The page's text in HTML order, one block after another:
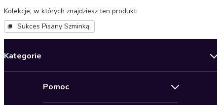
Kolekcje, w których znajdziesz ten produkt:
Sukces Pisany Szminką
Kategorie
Pomoc